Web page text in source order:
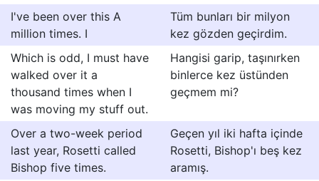
I've been over this A
million times. I
Tüm bunları bir milyon
kez gözden geçirdim.
Which is odd, I must have
walked over it a
thousand times when I
was moving my stuff out.
Hangisi garip, taşınırken
binlerce kez üstünden
geçmem mi?
Over a two-week period
last year, Rosetti called
Bishop five times.
Geçen yıl iki hafta içinde
Rosetti, Bishop'ı beş kez
aramış.